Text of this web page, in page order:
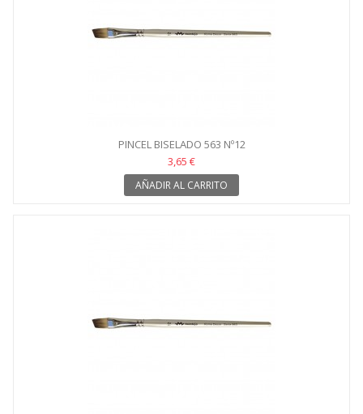
PINCEL BISELADO 563 Nº12
3,65 €
AÑADIR AL CARRITO